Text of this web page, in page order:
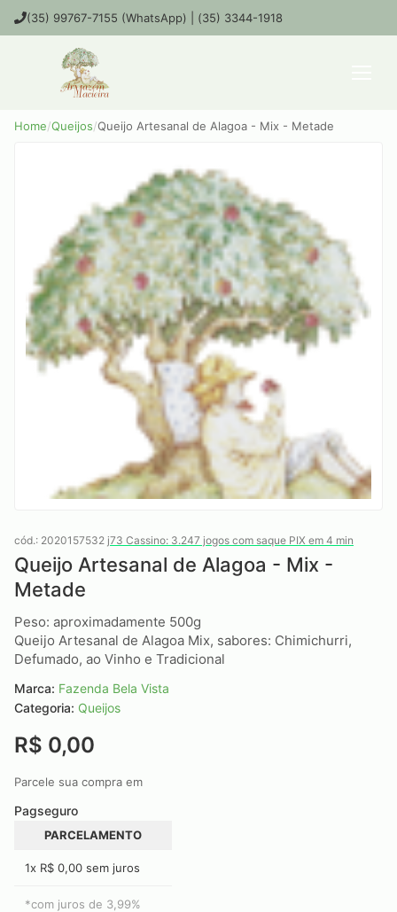
(35) 99767-7155 (WhatsApp) | (35) 3344-1918
Home/Queijos/Queijo Artesanal de Alagoa - Mix - Metade
cód.: 2020157532 j73 Cassino: 3.247 jogos com saque PIX em 4 min
Queijo Artesanal de Alagoa - Mix -
Metade
Peso: aproximadamente 500g
Queijo Artesanal de Alagoa Mix, sabores: Chimichurri,
Defumado, ao Vinho e Tradicional
Marca: Fazenda Bela Vista
Categoria: Queijos
R$ 0,00
Parcele sua compra em
Pagseguro
PARCELAMENTO
1x R$ 0,00 sem juros
*com juros de 3,99%